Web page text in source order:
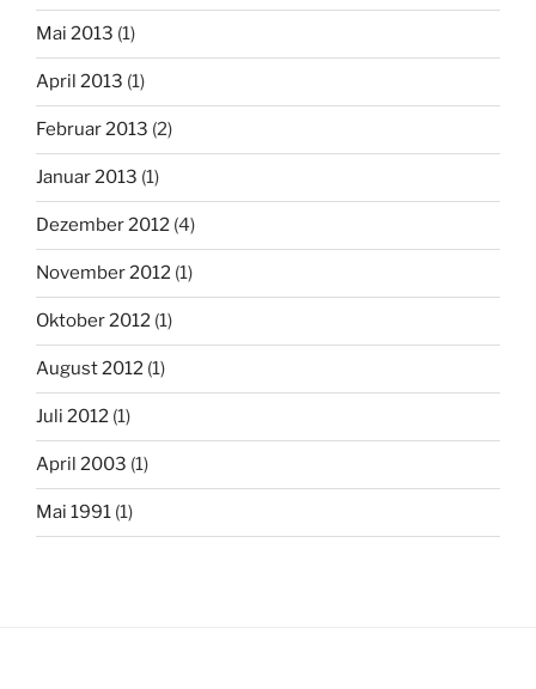
Mai 2013 (1)
April 2013 (1)
Februar 2013 (2)
Januar 2013 (1)
Dezember 2012 (4)
November 2012 (1)
Oktober 2012 (1)
August 2012 (1)
Juli 2012 (1)
April 2003 (1)
Mai 1991 (1)